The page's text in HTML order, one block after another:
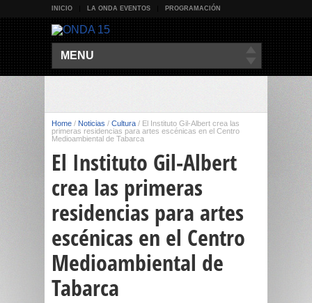
INICIO LA ONDA EVENTOS PROGRAMACIÓN
MENU
Home / Noticias / Cultura / El Instituto Gil-Albert crea las
primeras residencias para artes escénicas en el Centro
Medioambiental de Tabarca
El Instituto Gil-Albert
crea las primeras
residencias para artes
escénicas en el Centro
Medioambiental de
Tabarca